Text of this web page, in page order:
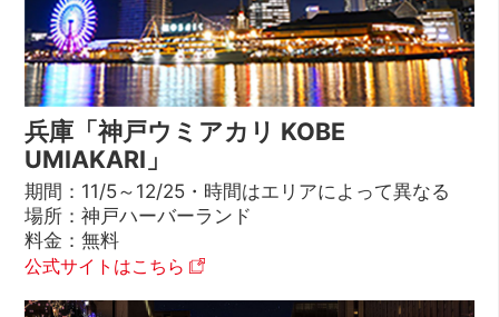
兵庫「神戸ウミアカリ KOBE
UMIAKARI」
期間：11/5～12/25・時間はエリアによって異なる
場所：神戸ハーバーランド
料金：無料
公式サイトはこちら